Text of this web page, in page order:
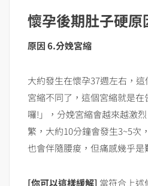
懷孕後期肚子硬原
原因 6.分娩宮縮
大約發生在懷孕37週左右，
宮縮不同了，這個宮縮就是在
囉!」，分娩宮縮會越來越激
繁，大約10分鐘會發生3~5次
也會伴隨腰痠，但痛感幾乎是
[你可以這樣緩解] 當符合上述